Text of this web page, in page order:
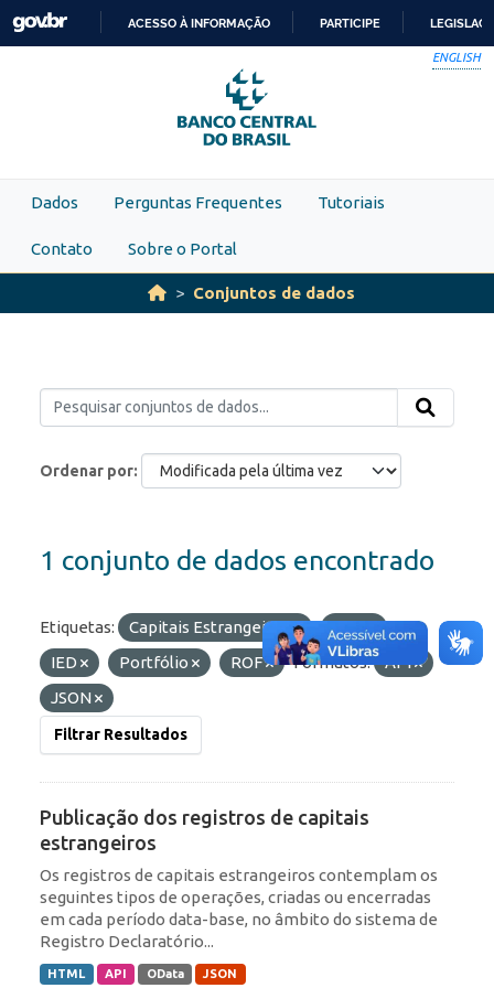
Skip to main content
PARA
O
CONTEÚDO
ACESSO À INFORMAÇÃO PARTICIPE
ENGLISH
Dados Perguntas Frequentes Tutoriais
Contato Sobre o Portal
Conjuntos de dados
Ordenar por
1 conjunto de dados encontrado
Etiquetas: Capitais Estrangeiros
RDE
IED
Portfólio ROF Formatos:
API
JSON
Filtrar Resultados
Publicação dos registros de capitais
estrangeiros
Os registros de capitais estrangeiros contemplam os
seguintes tipos de operações, criadas ou encerradas
em cada período data-base, no âmbito do sistema de
Registro Declaratório...
HTML API OData JSON